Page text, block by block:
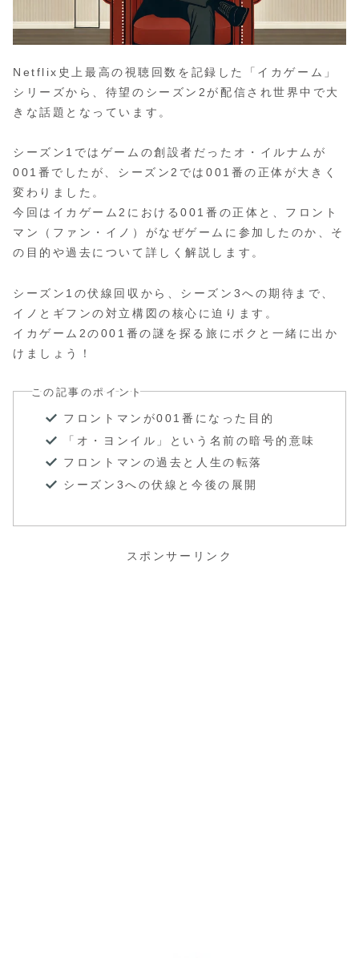
Netflix史上最高の視聴回数を記録した「イカゲーム」
シリーズから、待望のシーズン2が配信され世界中で大
きな話題となっています。
シーズン1ではゲームの創設者だったオ・イルナムが
001番でしたが、シーズン2では001番の正体が大きく
変わりました。
今回はイカゲーム2における001番の正体と、フロント
マン（ファン・イノ）がなぜゲームに参加したのか、そ
の目的や過去について詳しく解説します。
シーズン1の伏線回収から、シーズン3への期待まで、
イノとギフンの対立構図の核心に迫ります。
イカゲーム2の001番の謎を探る旅にボクと一緒に出か
けましょう！
この記事のポイント
フロントマンが001番になった目的
「オ・ヨンイル」という名前の暗号的意味
フロントマンの過去と人生の転落
シーズン3への伏線と今後の展開
スポンサーリンク